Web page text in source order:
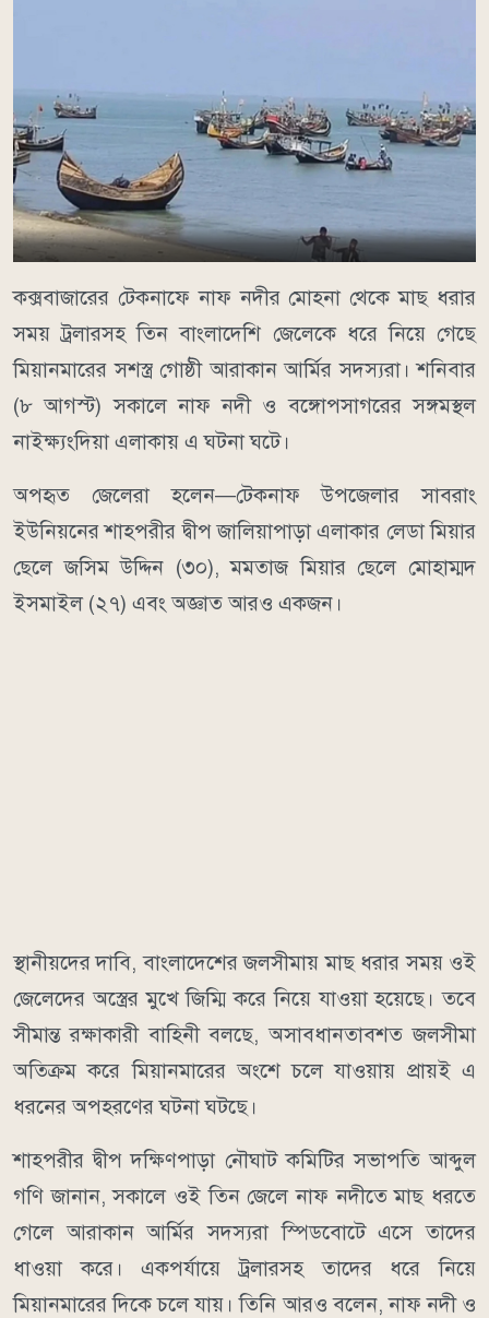
কক্সবাজারের টেকনাফে নাফ নদীর মোহনা থেকে মাছ ধরার
সময় ট্রলারসহ তিন বাংলাদেশি জেলেকে ধরে নিয়ে গেছে
মিয়ানমারের সশস্ত্র গোষ্ঠী আরাকান আর্মির সদস্যরা। শনিবার
(৮ আগস্ট) সকালে নাফ নদী ও বঙ্গোপসাগরের সঙ্গমস্থল
নাইক্ষ্যংদিয়া এলাকায় এ ঘটনা ঘটে।
অপহৃত জেলেরা হলেন—টেকনাফ উপজেলার সাবরাং
ইউনিয়নের শাহপরীর দ্বীপ জালিয়াপাড়া এলাকার লেডা মিয়ার
ছেলে জসিম উদ্দিন (৩০), মমতাজ মিয়ার ছেলে মোহাম্মদ
ইসমাইল (২৭) এবং অজ্ঞাত আরও একজন।
স্থানীয়দের দাবি, বাংলাদেশের জলসীমায় মাছ ধরার সময় ওই
জেলেদের অস্ত্রের মুখে জিম্মি করে নিয়ে যাওয়া হয়েছে। তবে
সীমান্ত রক্ষাকারী বাহিনী বলছে, অসাবধানতাবশত জলসীমা
অতিক্রম করে মিয়ানমারের অংশে চলে যাওয়ায় প্রায়ই এ
ধরনের অপহরণের ঘটনা ঘটছে।
শাহপরীর দ্বীপ দক্ষিণপাড়া নৌঘাট কমিটির সভাপতি আব্দুল
গণি জানান, সকালে ওই তিন জেলে নাফ নদীতে মাছ ধরতে
গেলে আরাকান আর্মির সদস্যরা স্পিডবোটে এসে তাদের
ধাওয়া করে। একপর্যায়ে ট্রলারসহ তাদের ধরে নিয়ে
মিয়ানমারের দিকে চলে যায়। তিনি আরও বলেন, নাফ নদী ও